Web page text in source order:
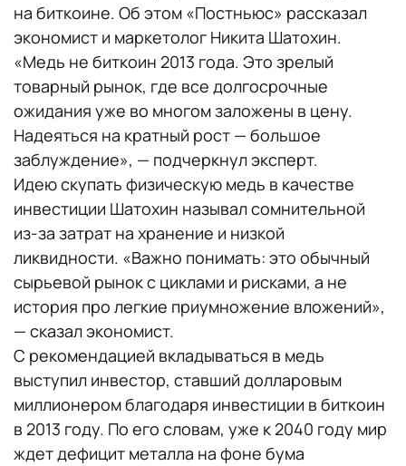
на биткоине. Об этом «Постньюс» рассказал
экономист и маркетолог Никита Шатохин.
«Медь не биткоин 2013 года. Это зрелый
товарный рынок, где все долгосрочные
ожидания уже во многом заложены в цену.
Надеяться на кратный рост — большое
заблуждение», — подчеркнул эксперт.
Идею скупать физическую медь в качестве
инвестиции Шатохин называл сомнительной
из-за затрат на хранение и низкой
ликвидности. «Важно понимать: это обычный
сырьевой рынок с циклами и рисками, а не
история про легкие приумножение вложений»,
— сказал экономист.
С рекомендацией вкладываться в медь
выступил инвестор, ставший долларовым
миллионером благодаря инвестиции в биткоин
в 2013 году. По его словам, уже к 2040 году мир
ждет дефицит металла на фоне бума